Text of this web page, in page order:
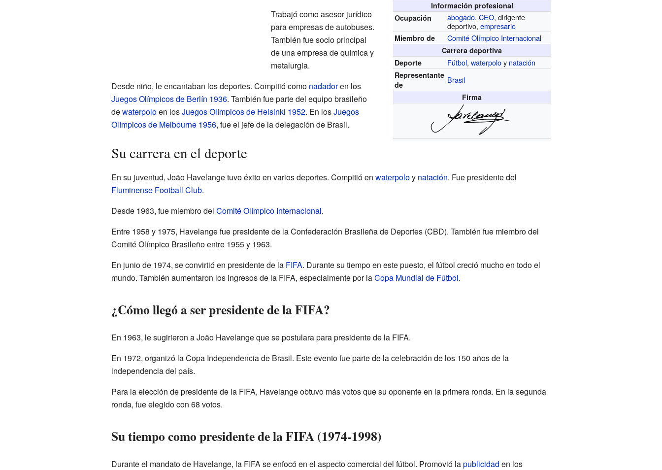
Información profesional
Ocupación
abogado,CEO, dirigente
deportivo,empresario
Miembro de Comité Olímpico Internacional
Carrera deportiva
Deporte
Fútbol,waterpoloy natación
Representante
de
Brasil
Firma
Trabajó como asesor jurídico
para empresas de autobuses.
También fue socio principal
de una empresa de química y
metalurgia.
Desde niño, le encantaban los deportes. Compitió como nadadoren los
Juegos Olímpicos de Berlín 1936. También fue parte del equipo brasileño
dewaterpoloen losJuegos Olímpicos de Helsinki 1952. En losJuegos
Olímpicos de Melbourne 1956, fue el jefe de la delegación de Brasil.
Su carrera en el deporte
En su juventud, João Havelange tuvo éxito en varios deportes. Compitió en waterpoloy natación. Fue presidente del
Fluminense Football Club.
Desde 1963, fue miembro del Comité Olímpico Internacional.
Entre 1958 y 1975, Havelange fue presidente de la Confederación Brasileña de Deportes (CBD). También fue miembro del
Comité Olímpico Brasileño entre 1955 y 1963.
En junio de 1974, se convirtió en presidente de la FIFA. Durante su tiempo en este puesto, el fútbol creció mucho en todo el
mundo. También aumentaron los ingresos de la FIFA, especialmente por laCopa Mundial de Fútbol.
¿Cómo llegó a ser presidente de la FIFA?
En 1963, le sugirieron a João Havelange que se postulara para presidente de la FIFA.
En 1972, organizó la Copa Independencia de Brasil. Este evento fue parte de la celebración de los 150 años de la
independencia del país.
Para la elección de presidente de la FIFA, Havelange obtuvo más votos que su oponente en la primera ronda. En la segunda
ronda, fue elegido con 68 votos.
Su tiempo como presidente de la FIFA (1974-1998)
Durante el mandato de Havelange, la FIFA se enfocó en el aspecto comercial del fútbol. Promovió lapublicidad en los